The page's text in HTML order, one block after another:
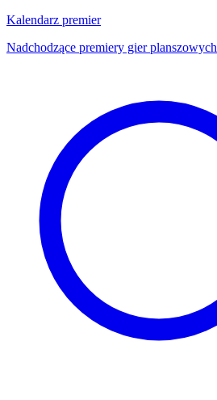
Kalendarz premier
Nadchodzące premiery gier planszowych